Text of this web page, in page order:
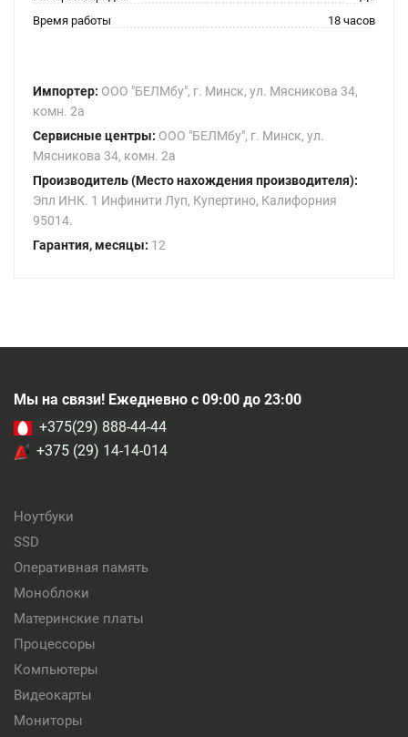
Время работы
18 часов
Импортер: ООО "БЕЛМбу", г. Минск, ул. Мясникова 34,
комн. 2а
Сервисные центры: ООО "БЕЛМбу", г. Минск, ул.
Мясникова 34, комн. 2а
Производитель (Место нахождения производителя):
Эпл ИНК. 1 Инфинити Луп, Купертино, Калифорния
95014.
Гарантия, месяцы: 12
Мы на связи! Ежедневно с 09:00 до 23:00
+375(29) 888-44-44
+375 (29) 14-14-014
Ноутбуки
SSD
Оперативная память
Моноблоки
Материнские платы
Процессоры
Компьютеры
Видеокарты
Мониторы